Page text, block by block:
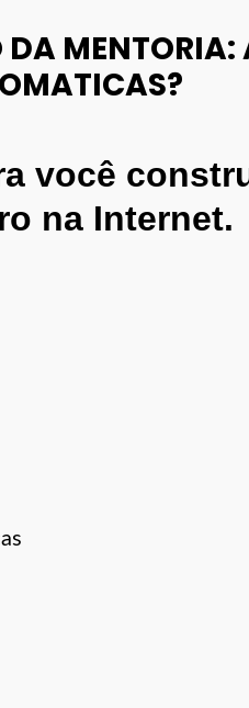
DA MENTORIA:
você
na Internet.